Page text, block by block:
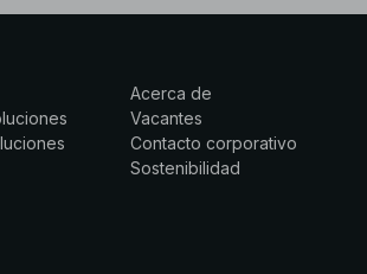
Acerca de
Vacantes
Contacto corporativo
Sostenibilidad